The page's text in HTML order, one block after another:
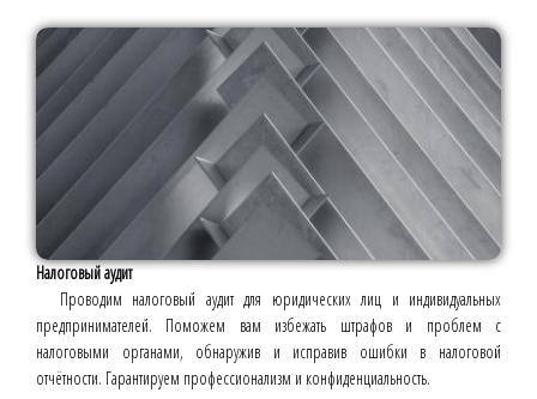
Налоговый аудит
Проводим налоговый аудит для юридических лиц и индивидуальных
предпринимателей. Поможем вам избежать штрафов и проблем с
налоговыми органами, обнаружив и исправив ошибки в налоговой
отчётности. Гарантируем профессионализм и конфиденциальность.